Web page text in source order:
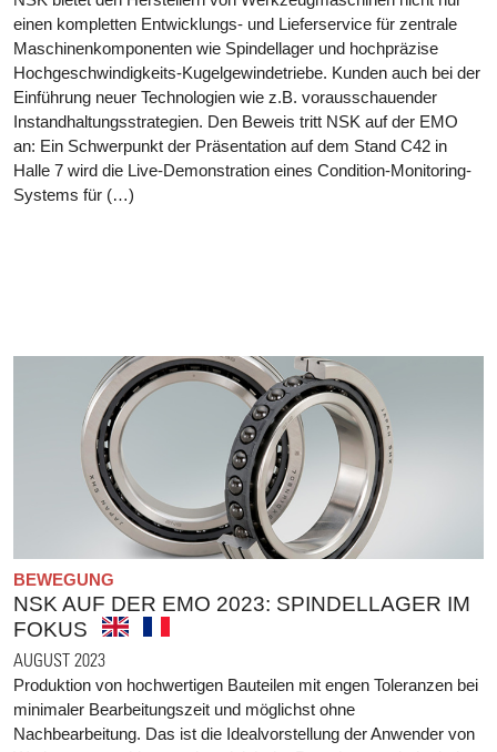
einen kompletten Entwicklungs- und Lieferservice für zentrale
Maschinenkomponenten wie Spindellager und hochpräzise
Hochgeschwindigkeits-Kugelgewindetriebe. Kunden auch bei der
Einführung neuer Technologien wie z.B. vorausschauender
Instandhaltungsstrategien. Den Beweis tritt NSK auf der EMO
an: Ein Schwerpunkt der Präsentation auf dem Stand C42 in
Halle 7 wird die Live-Demonstration eines Condition-Monitoring-
Systems für (…)
BEWEGUNG
NSK AUF DER EMO 2023: SPINDELLAGER IM
FOKUS
AUGUST 2023
Produktion von hochwertigen Bauteilen mit engen Toleranzen bei
minimaler Bearbeitungszeit und möglichst ohne
Nachbearbeitung. Das ist die Idealvorstellung der Anwender von